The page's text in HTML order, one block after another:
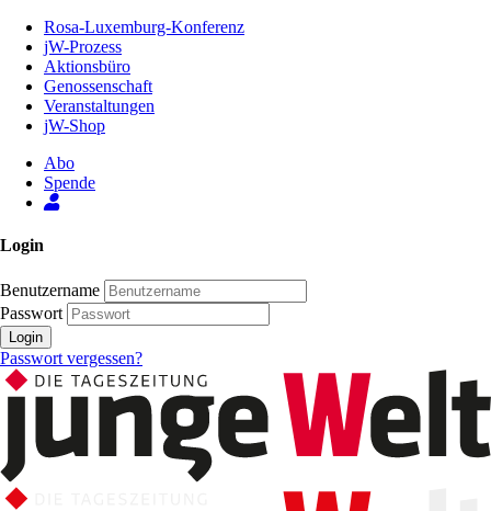
Inhalt
Seite
Rosa-Luxemburg-Konferenz
jW-Prozess
Aktionsbüro
Genossenschaft
Veranstaltungen
jW-Shop
Abo
Spende
Login
Benutzername
Passwort
Login
Passwort vergessen?